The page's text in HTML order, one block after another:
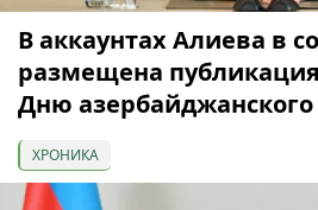
В аккаунтах Алиева в
размещена
Дню
ХРОНИКА